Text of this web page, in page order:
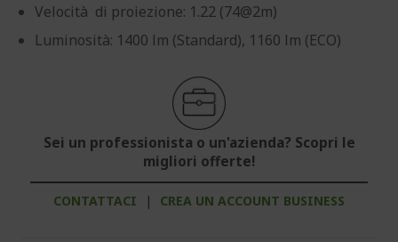
Velocità di proiezione: 1.22 (74@2m)
Luminosità: 1400 lm (Standard), 1160 lm (ECO)
Sei un professionista o un'azienda? Scopri le
migliori offerte!
CONTATTACI | CREA UN ACCOUNT BUSINESS